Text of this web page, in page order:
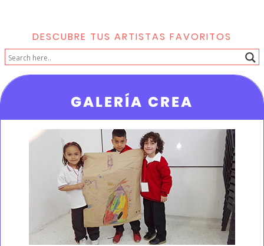
DESCUBRE TUS ARTISTAS FAVORITOS
GALERÍA CREA